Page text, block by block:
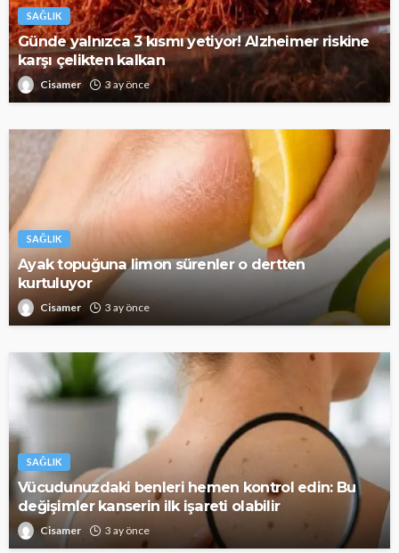
SAĞLIK
Günde yalnızca 3 kısmı yetiyor! Alzheimer riskine
karşı çelikten kalkan
Cisamer 3 ay önce
SAĞLIK
Ayak topuğuna limon sürenler o dertten
kurtuluyor
Cisamer 3 ay önce
SAĞLIK
Vücudunuzdaki benleri hemen kontrol edin: Bu
değişimler kanserin ilk işareti olabilir
Cisamer 3 ay önce